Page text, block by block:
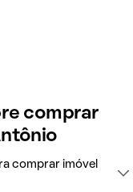
comprar
comprar imóvel